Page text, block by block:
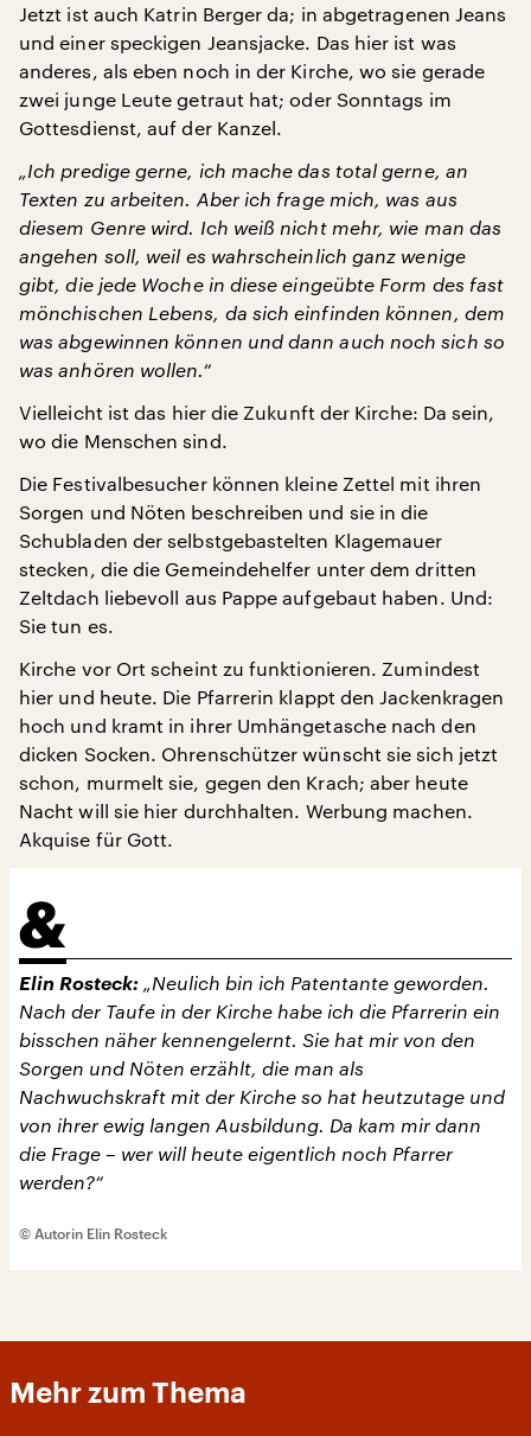
Jetzt ist auch Katrin Berger da; in abgetragenen Jeans
und einer speckigen Jeansjacke. Das hier ist was
anderes, als eben noch in der Kirche, wo sie gerade
zwei junge Leute getraut hat; oder Sonntags im
Gottesdienst, auf der Kanzel.
„Ich predige gerne, ich mache das total gerne, an
Texten zu arbeiten. Aber ich frage mich, was aus
diesem Genre wird. Ich weiß nicht mehr, wie man das
angehen soll, weil es wahrscheinlich ganz wenige
gibt, die jede Woche in diese eingeübte Form des fast
mönchischen Lebens, da sich einfinden können, dem
was abgewinnen können und dann auch noch sich so
was anhören wollen.“
Vielleicht ist das hier die Zukunft der Kirche: Da sein,
wo die Menschen sind.
Die Festivalbesucher können kleine Zettel mit ihren
Sorgen und Nöten beschreiben und sie in die
Schubladen der selbstgebastelten Klagemauer
stecken, die die Gemeindehelfer unter dem dritten
Zeltdach liebevoll aus Pappe aufgebaut haben. Und:
Sie tun es.
Kirche vor Ort scheint zu funktionieren. Zumindest
hier und heute. Die Pfarrerin klappt den Jackenkragen
hoch und kramt in ihrer Umhängetasche nach den
dicken Socken. Ohrenschützer wünscht sie sich jetzt
schon, murmelt sie, gegen den Krach; aber heute
Nacht will sie hier durchhalten. Werbung machen.
Akquise für Gott.
Elin Rosteck: „Neulich bin ich Patentante geworden.
Nach der Taufe in der Kirche habe ich die Pfarrerin ein
bisschen näher kennengelernt. Sie hat mir von den
Sorgen und Nöten erzählt, die man als
Nachwuchskraft mit der Kirche so hat heutzutage und
von ihrer ewig langen Ausbildung. Da kam mir dann
die Frage – wer will heute eigentlich noch Pfarrer
werden?“
© Autorin Elin Rosteck
Mehr zum Thema